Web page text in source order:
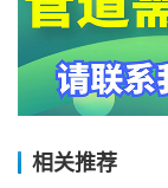
相关推荐